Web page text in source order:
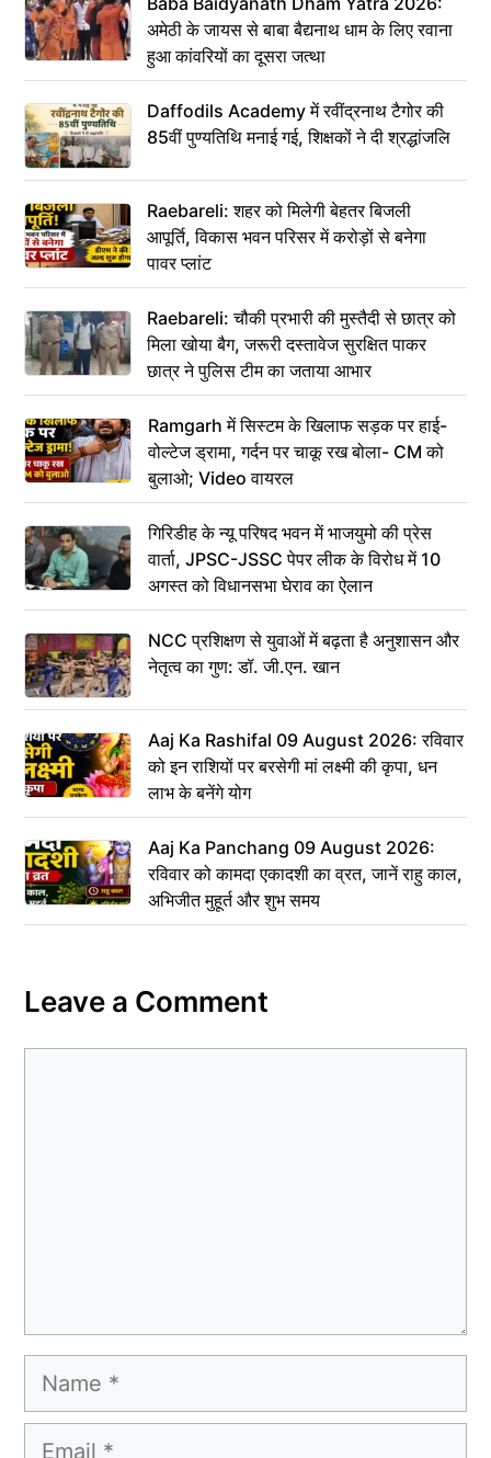
अमेठी के जायस से बाबा बैद्यनाथ धाम के लिए रवाना
हुआ कांवरियों का दूसरा जत्था
Daffodils Academy में रवींद्रनाथ टैगोर की
85वीं पुण्यतिथि मनाई गई, शिक्षकों ने दी श्रद्धांजलि
Raebareli: शहर को मिलेगी बेहतर बिजली
आपूर्ति, विकास भवन परिसर में करोड़ों से बनेगा
पावर प्लांट
Raebareli: चौकी प्रभारी की मुस्तैदी से छात्र को
मिला खोया बैग, जरूरी दस्तावेज सुरक्षित पाकर
छात्र ने पुलिस टीम का जताया आभार
Ramgarh में सिस्टम के खिलाफ सड़क पर हाई-
वोल्टेज ड्रामा, गर्दन पर चाकू रख बोला- CM को
बुलाओ; Video वायरल
गिरिडीह के न्यू परिषद भवन में भाजयुमो की प्रेस
वार्ता, JPSC-JSSC पेपर लीक के विरोध में 10
अगस्त को विधानसभा घेराव का ऐलान
NCC प्रशिक्षण से युवाओं में बढ़ता है अनुशासन और
नेतृत्व का गुण: डॉ. जी.एन. खान
Aaj Ka Rashifal 09 August 2026: रविवार
को इन राशियों पर बरसेगी मां लक्ष्मी की कृपा, धन
लाभ के बनेंगे योग
Aaj Ka Panchang 09 August 2026:
रविवार को कामदा एकादशी का व्रत, जानें राहु काल,
अभिजीत मुहूर्त और शुभ समय
Leave a Comment
Name
Email